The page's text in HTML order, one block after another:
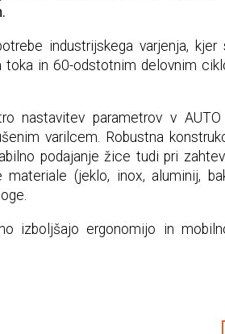
industrijskega varjenja, kjer
toka in 60-odstotnim delovnim
nastavitev parametrov v
varilcem. Robustna
podajanje žice tudi pri
(jeklo, inox, aluminij,
izboljšajo ergonomijo in